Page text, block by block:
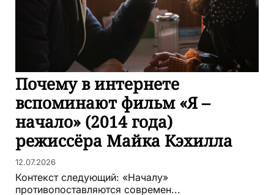
Почему в интернете
вспоминают фильм «Я –
начало» (2014 года)
режиссёра Майка Кэхилла
12.07.2026
Контекст следующий: «Началу»
противопоставляются современ...